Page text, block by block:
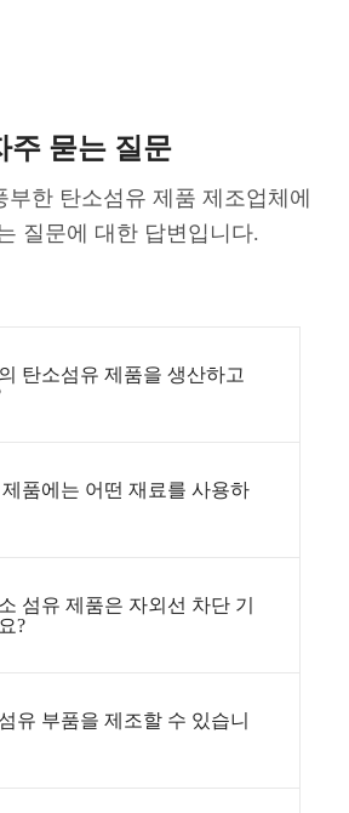
주 묻는 질문
한 탄소섬유 제품 제조업체에
질문에 대한 답변입니다.
탄소섬유 제품을 생산하고
품에는 어떤 재료를 사용하
섬유 제품은 자외선 차단 기
?
유 부품을 제조할 수 있습니